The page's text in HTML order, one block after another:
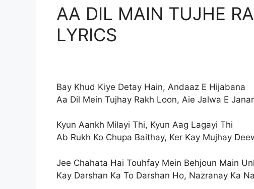
AA DIL MAIN TUJHE
LYRICS
Bay Khud Kiye Detay Hain, Andaaz E Hijabana
Aa Dil Mein Tujhay Rakh Loon, Aie Jalwa E
Kyun Aankh Milayi Thi, Kyun Aag Lagayi Thi
Ab Rukh Ko Chupa Baithay, Ker Kay Mujhay
Jee Chahata Hai Touhfay Mein Behjoun Main
Kay Darshan Ka To Darshan Ho, Nazranay Ka